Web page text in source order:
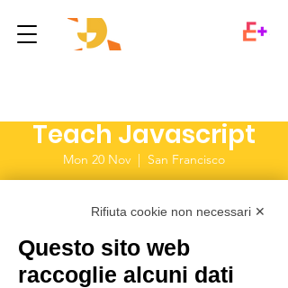
Teach Javascript
Mon 20 Nov
  |
San Francisco
Registration is Closed
See other events
Rifiuta cookie non necessari ✕
Questo sito web
raccoglie alcuni dati